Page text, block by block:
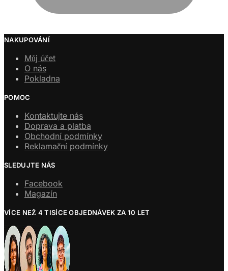
NAKUPOVÁNÍ
Můj účet
O nás
Pokladna
POMOC
Kontaktujte nás
Doprava a platba
Obchodní podmínky
Reklamační podmínky
SLEDUJTE NÁS
Facebook
Magazín
VÍCE NEŽ 4 TISÍCE OBJEDNÁVEK ZA 10 LET